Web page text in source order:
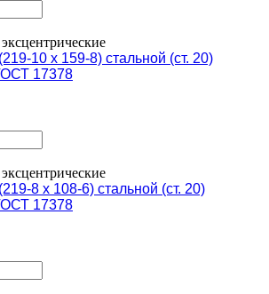
10 х 159-8) стальной (ст. 20)
17378
8 х 108-6) стальной (ст. 20)
17378